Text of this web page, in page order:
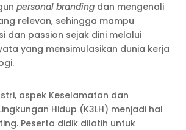
personal branding dan mengenali
relevan, sehingga mampu
dan passion sejak dini melalui
yang mensimulasikan dunia kerja
aspek Keselamatan dan
Hidup (K3LH) menjadi hal
Peserta didik dilatih untuk